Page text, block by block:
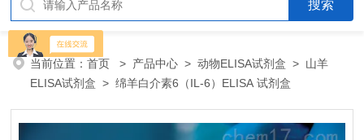
当前位置：首页 > 产品中心 >动物ELISA试剂盒 > 山羊
ELISA试剂盒 > 绵羊白介素6（IL-6）ELISA 试剂盒